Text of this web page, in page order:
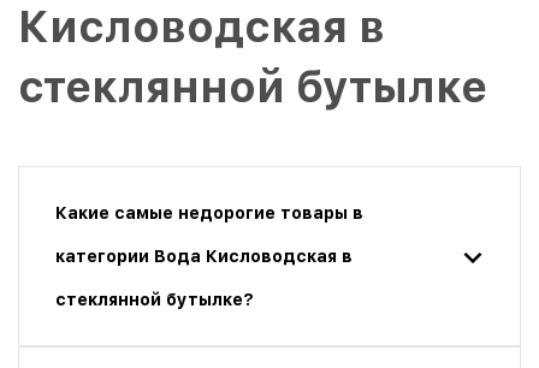
Кисловодская в
стеклянной бутылке
Какие самые недорогие товары в
категории Вода Кисловодская в
стеклянной бутылке?